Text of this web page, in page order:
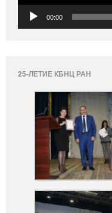
00:00
25-ЛЕТИЕ КБНЦ РАН